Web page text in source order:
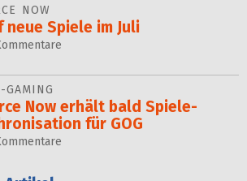
NOW
neue Spiele im Juli
GAMING
Now erhält bald Spiele-
für GOG